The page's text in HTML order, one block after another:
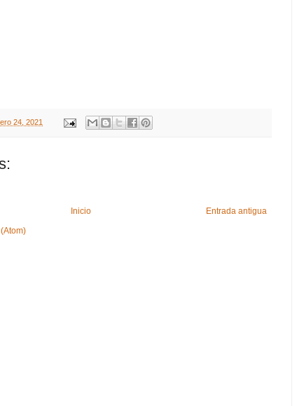
24, 2021
Entrada antigua
Inicio